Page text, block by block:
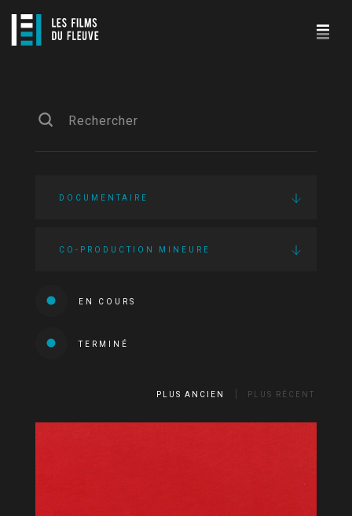
DOCUMENTAIRE
CO-PRODUCTION MINEURE
EN COURS
TERMINÉ
PLUS ANCIEN PLUS RÉCENT